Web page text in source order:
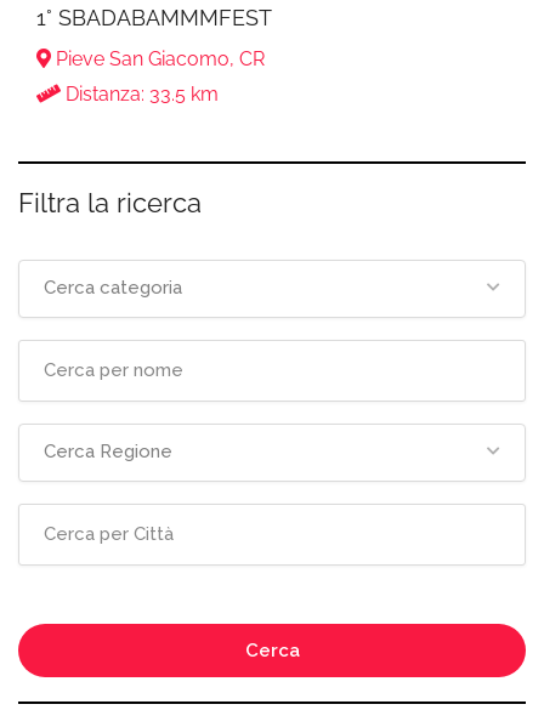
1° SBADABAMMMFEST
Pieve San Giacomo, CR
Distanza: 33.5 km
Filtra la ricerca
Cerca categoria
Cerca Regione
Cerca